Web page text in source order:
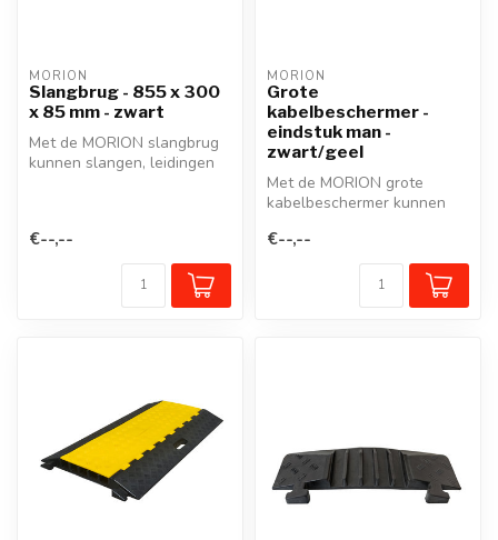
MORION
Slangbrug - 855 x 300
x 85 mm - zwart
Met de MORION slangbrug
kunnen slangen, leidingen
€--,--
MORION
Grote
kabelbeschermer -
eindstuk man -
zwart/geel
Met de MORION grote
kabelbeschermer kunnen
probleem...
€--,--